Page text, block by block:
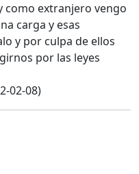
como extranjero vengo
carga y esas
y por culpa de ellos
por las leyes
02-08)